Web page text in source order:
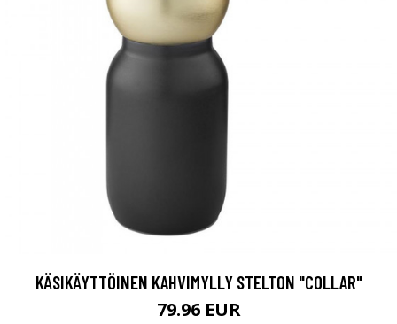
KÄSIKÄYTTÖINEN KAHVIMYLLY STELTON "COLLAR"
79.96 EUR